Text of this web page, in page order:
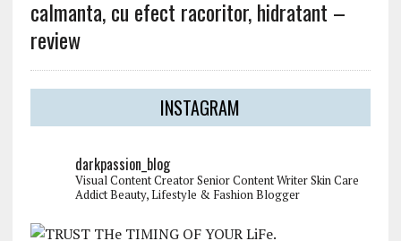
calmanta, cu efect racoritor, hidratant –
review
INSTAGRAM
darkpassion_blog
Visual Content CreatorSenior Content WriterSkin Care
AddictBeauty, Lifestyle & Fashion Blogger